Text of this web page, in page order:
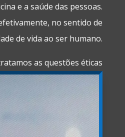
e a saúde das pessoas.
no sentido de
de vida ao ser humano.
as questões éticas
todos os participantes: os
dos estudos, os pacientes
e os médicos parceiros.